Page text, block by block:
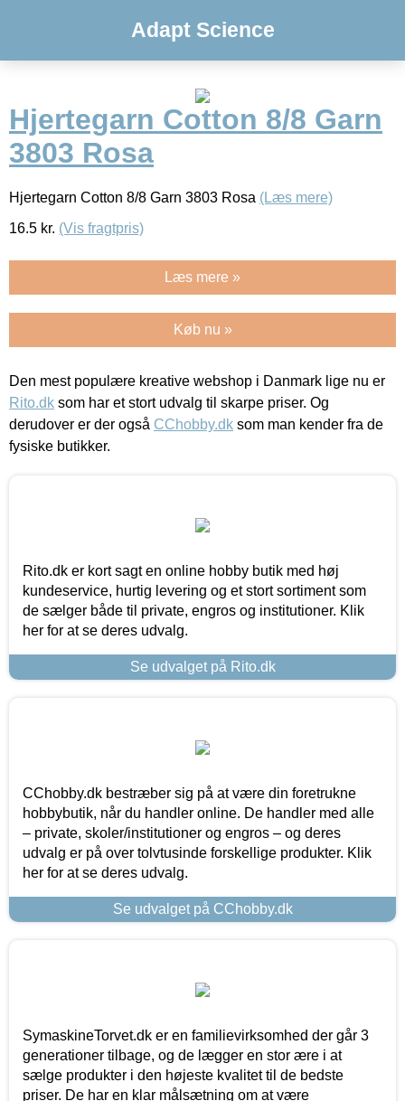
Adapt Science
Hjertegarn Cotton 8/8 Garn
3803 Rosa
Hjertegarn Cotton 8/8 Garn 3803 Rosa (Læs mere)
16.5 kr. (Vis fragtpris)
Læs mere »
Køb nu »
Den mest populære kreative webshop i Danmark lige nu er
Rito.dk som har et stort udvalg til skarpe priser. Og
derudover er der også CChobby.dk som man kender fra de
fysiske butikker.
Rito.dk er kort sagt en online hobby butik med høj
kundeservice, hurtig levering og et stort sortiment som
de sælger både til private, engros og institutioner. Klik
her for at se deres udvalg.
Se udvalget på Rito.dk
CChobby.dk bestræber sig på at være din foretrukne
hobbybutik, når du handler online. De handler med alle
– private, skoler/institutioner og engros – og deres
udvalg er på over tolvtusinde forskellige produkter. Klik
her for at se deres udvalg.
Se udvalget på CChobby.dk
SymaskineTorvet.dk er en familievirksomhed der går 3
generationer tilbage, og de lægger en stor ære i at
sælge produkter i den højeste kvalitet til de bedste
priser. De har en klar målsætning om at være